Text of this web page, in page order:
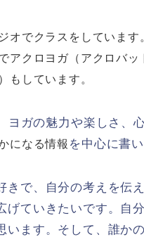
オでクラスをしていま
アクロヨガ（アクロバ
もしています。
ヨガの魅力や楽しさ、
になる情報 を中心に書
きで、自分の考えを伝
げていきたいです。自
ます。そして、誰か